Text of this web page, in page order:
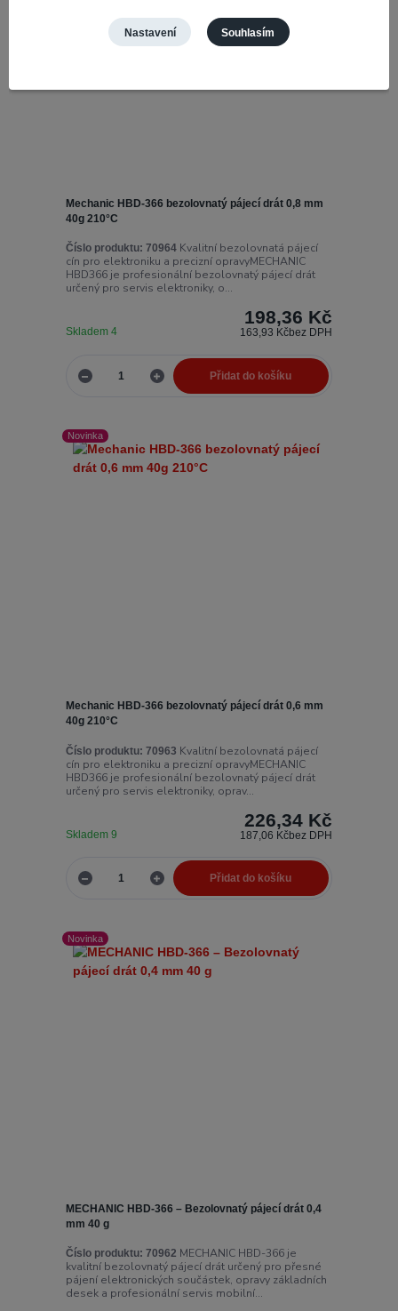
Mechanic HBD-366 bezolovnatý pájecí drát 0,8 mm
40g 210°C
Číslo produktu: 70964Kvalitní bezolovnatá pájecí
cín pro elektroniku a precizní opravyMECHANIC
HBD366 je profesionální bezolovnatý pájecí drát
určený pro servis elektroniky, o...
198,36 Kč
163,93 Kčbez DPH
Skladem 4
Přidat do košíku
Novinka
Mechanic HBD-366 bezolovnatý pájecí drát 0,6 mm
40g 210°C
Číslo produktu: 70963 Kvalitní bezolovnatá pájecí
cín pro elektroniku a precizní opravyMECHANIC
HBD366 je profesionální bezolovnatý pájecí drát
určený pro servis elektroniky, oprav...
226,34 Kč
187,06 Kčbez DPH
Skladem 9
Přidat do košíku
Novinka
MECHANIC HBD-366 – Bezolovnatý pájecí drát 0,4
mm 40 g
Číslo produktu: 70962 MECHANIC HBD-366 je
kvalitní bezolovnatý pájecí drát určený pro přesné
pájení elektronických součástek, opravy základních
desek a profesionální servis mobilní...
Nastavení Souhlasím